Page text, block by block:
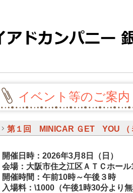
イベント等のご案内
第１回 MINICAR ＧET YOU （
開催日時：2026年3月8日（日）
会場：大阪市住之江区ＡＴＣホー
開催時間：午前10時～午後３時
入場料：\1000（午後1時30分より